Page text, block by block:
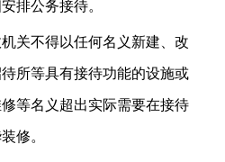
排公务接待。
不得以任何名义新建、改
所等具有接待功能的设施或
等名义超出实际需要在接待
修。